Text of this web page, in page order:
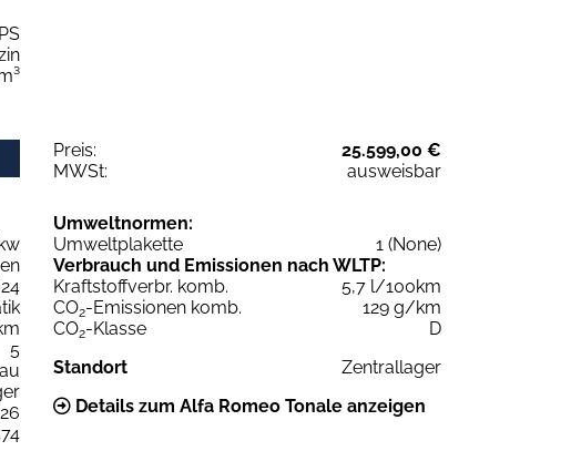
Preis:
25.599,00 €
MWSt:
ausweisbar
5
Umweltnormen:
Umweltplakette
1 (None)
Verbrauch und Emissionen nach WLTP:
Kraftstoffverbr. komb.
5,7 l/100km
CO2-Emissionen komb.
129 g/km
CO2-Klasse
D
Standort
Zentrallager
Details zum Alfa Romeo Tonale anzeigen